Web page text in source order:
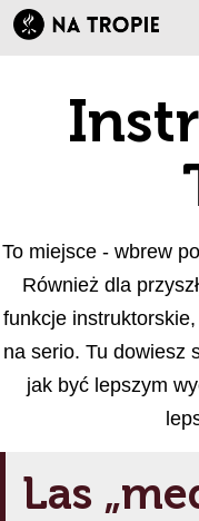
To miejsce - wbrew
Również dla
funkcje
na serio. Tu dowiesz
jak być lepszym
Las